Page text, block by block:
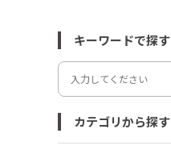
キーワードで探す
カテゴリから探す